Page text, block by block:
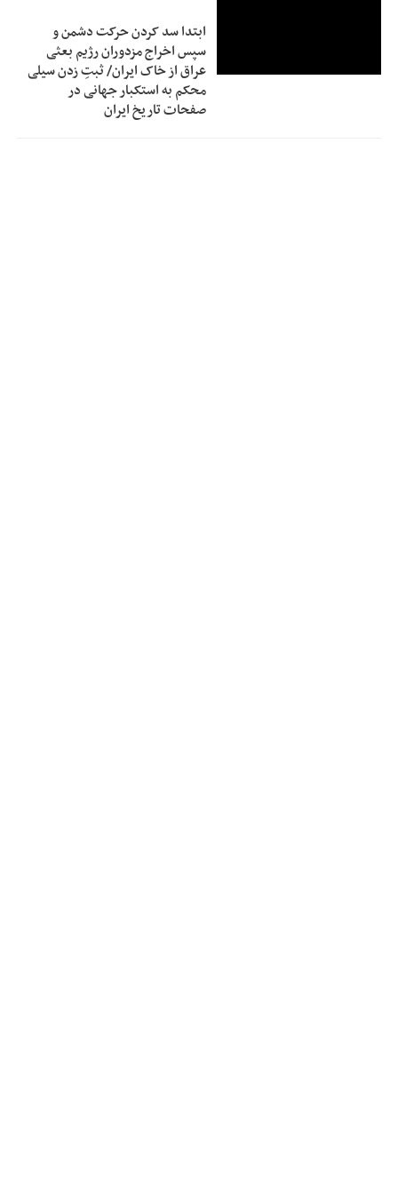
ابتدا سد کردن حرکت دشمن و
سپس اخراج مزدوران رژیم بعثی
عراق از خاک ایران/ ثبتِ زدن سیلی
محکم به استکبار جهانی در
صفحات تاریخ ایران